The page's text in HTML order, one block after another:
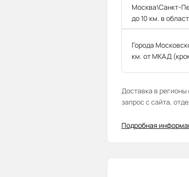
Москва\Санкт-
до 10 км. в
Города
км. от МКАД
Доставка в
запрос с сайта,
Подробная